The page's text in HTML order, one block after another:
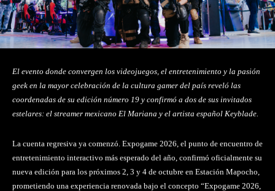
El evento donde convergen los videojuegos, el entretenimiento y la pasión
geek en la mayor celebración de la cultura gamer del país reveló las
coordenadas de su edición número 19 y confirmó a dos de sus invitados
estelares: el streamer mexicano El Mariana y el artista español Keyblade.
La cuenta regresiva ya comenzó. Expogame 2026, el punto de encuentro de
entretenimiento interactivo más esperado del año, confirmó oficialmente su
nueva edición para los próximos 2, 3 y 4 de octubre en Estación Mapocho,
prometiendo una experiencia renovada bajo el concepto “Expogame 2026,